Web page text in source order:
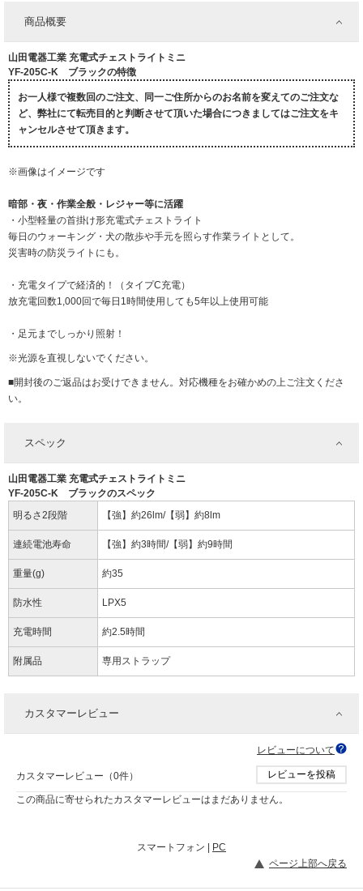
商品概要
山田電器工業 充電式チェストライトミニ
YF-205C-K ブラックの特徴
お一人様で複数回のご注文、同一ご住所からのお名前を変えてのご注文な
ど、弊社にて転売目的と判断させて頂いた場合につきましてはご注文をキ
ャンセルさせて頂きます。
※画像はイメージです
暗部・夜・作業全般・レジャー等に活躍
・小型軽量の首掛け形充電式チェストライト
毎日のウォーキング・犬の散歩や手元を照らす作業ライトとして。
災害時の防災ライトにも。
・充電タイプで経済的！（タイプC充電）
放充電回数1,000回で毎日1時間使用しても5年以上使用可能
・足元までしっかり照射！
※光源を直視しないでください。
■開封後のご返品はお受けできません。対応機種をお確かめの上ご注文くださ
い。
スペック
山田電器工業 充電式チェストライトミニ
YF-205C-K ブラックのスペック
明るさ2段階
【強】約26lm/【弱】約8lm
連続電池寿命 【強】約3時間/【弱】約9時間
重量(g) 約35
防水性 LPX5
充電時間 約2.5時間
附属品 専用ストラップ
カスタマーレビュー
レビューについて
カスタマーレビュー（0件） レビューを投稿
この商品に寄せられたカスタマーレビューはまだありません。
スマートフォン |
PC
ページ上部へ戻る